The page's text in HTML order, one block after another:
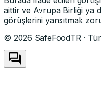
aittir ve Avrupa Birliği ya
görüşlerini yansıtmak
© 2026 SafeFoodTR ·
forum